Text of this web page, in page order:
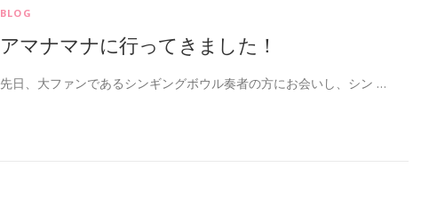
BLOG
アマナマナに行ってきました！
先日、大ファンであるシンギングボウル奏者の方にお会いし、シン …